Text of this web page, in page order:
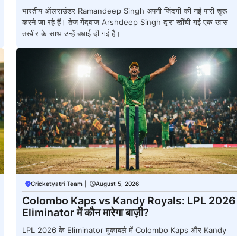
भारतीय ऑलराउंडर Ramandeep Singh अपनी जिंदगी की नई पारी शुरू
करने जा रहे हैं। तेज गेंदबाज Arshdeep Singh द्वारा खींची गई एक खास
तस्वीर के साथ उन्हें बधाई दी गई है।
Cricketyatri Team August 5, 2026
Colombo Kaps vs Kandy Royals: LPL 2026
Eliminator में कौन मारेगा बाज़ी?
LPL 2026 के Eliminator मुकाबले में Colombo Kaps और Kandy